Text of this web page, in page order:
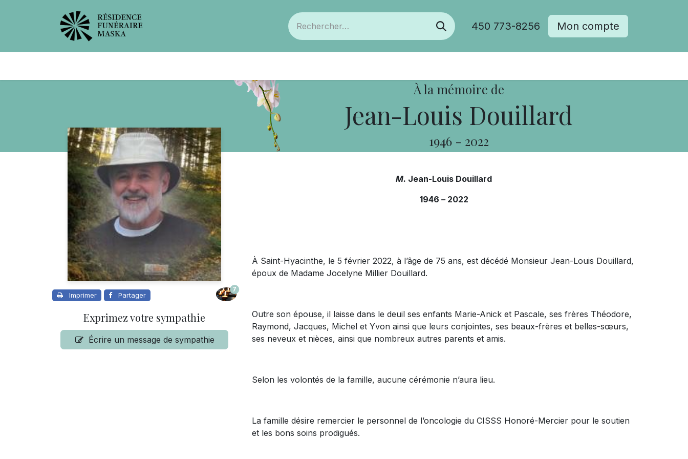
450 773-8256 Mon compte
À la mémoire de
Jean-Louis Douillard
1946 - 2022
Imprimer Partager
7
Exprimez votre sympathie
Écrire un message de sympathie
M. Jean-Louis Douillard
1946 – 2022
À Saint-Hyacinthe, le 5 février 2022, à l’âge de 75 ans, est décédé Monsieur Jean-Louis Douillard,
époux de Madame Jocelyne Millier Douillard.
Outre son épouse, il laisse dans le deuil ses enfants Marie-Anick et Pascale, ses frères Théodore,
Raymond, Jacques, Michel et Yvon ainsi que leurs conjointes, ses beaux-frères et belles-sœurs,
ses neveux et nièces, ainsi que nombreux autres parents et amis.
Selon les volontés de la famille, aucune cérémonie n’aura lieu.
La famille désire remercier le personnel de l’oncologie du CISSS Honoré-Mercier pour le soutien
et les bons soins prodigués.